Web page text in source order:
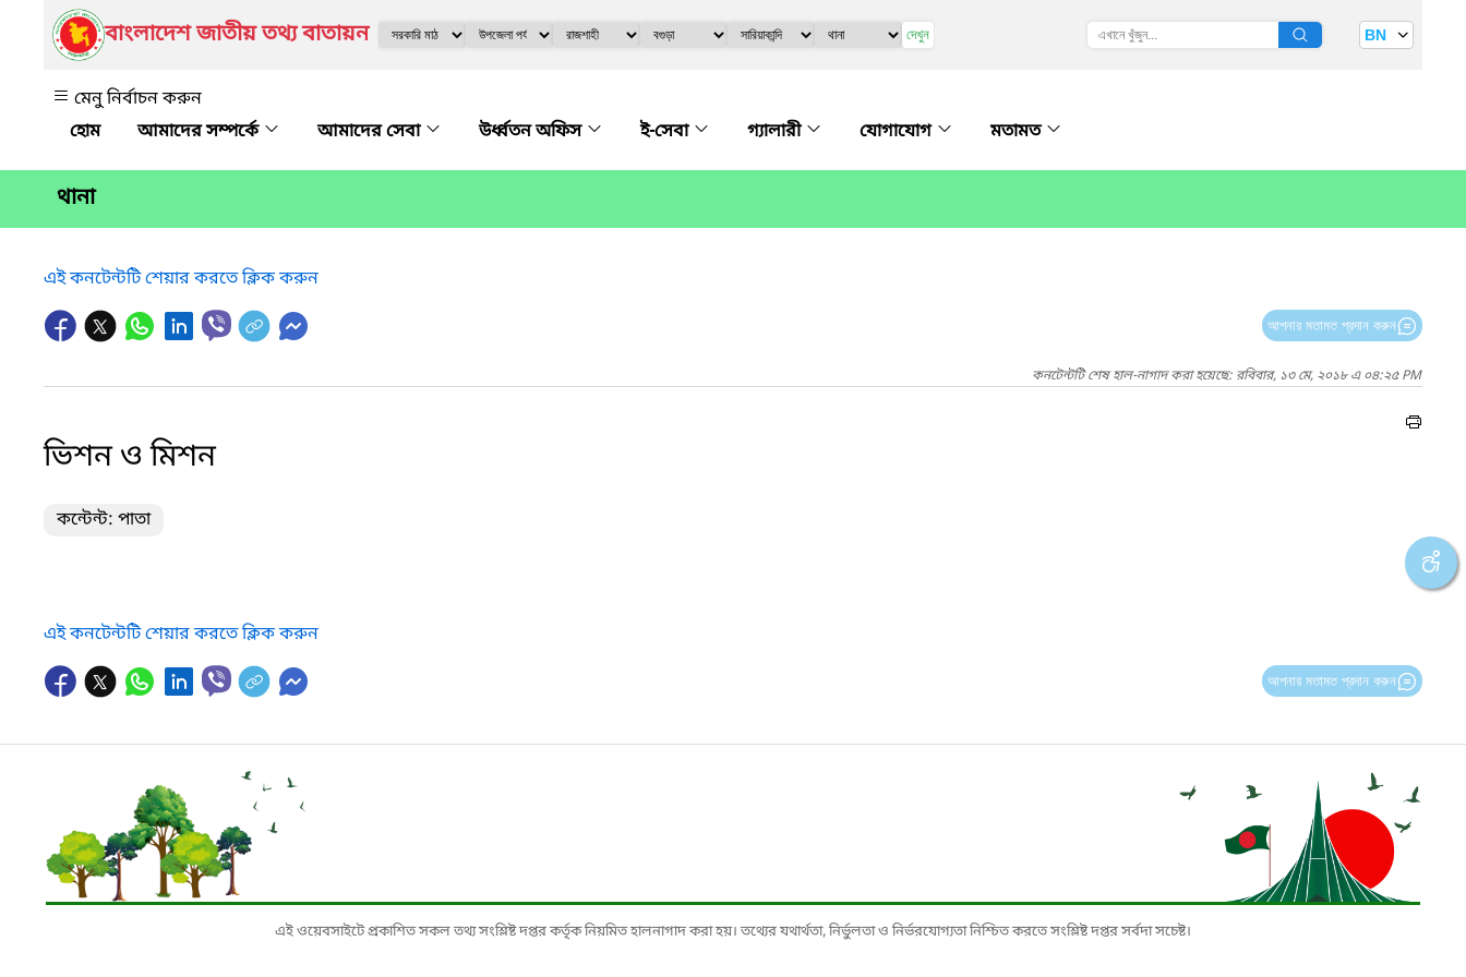
বাংলাদেশ জাতীয় তথ্য বাতায়ন দেখুন BN
মেনু নির্বাচন করুন
আমাদের সম্পর্কে
আমাদের সেবা উর্ধ্বতন অফিস ই-সেবা গ্যালারী যোগাযোগ মতামত
থানা
এই কনটেন্টটি শেয়ার করতে ক্লিক করুন
আপনার মতামত প্রদান করুন
কনটেন্টটি শেষ হাল-নাগাদ করা হয়েছে: রবিবার, ১৩ মে, ২০১৮ এ ০৪:২৫ PM
ভিশন ও মিশন
কন্টেন্ট: পাতা
এই কনটেন্টটি শেয়ার করতে ক্লিক করুন
আপনার মতামত প্রদান করুন
এই ওয়েবসাইটে প্রকাশিত সকল তথ্য সংশ্লিষ্ট দপ্তর কর্তৃক নিয়মিত হালনাগাদ করা হয়। তথ্যের যথার্থতা, নির্ভুলতা ও নির্ভরযোগ্যতা নিশ্চিত করতে সংশ্লিষ্ট দপ্তর সর্বদা সচেষ্ট।